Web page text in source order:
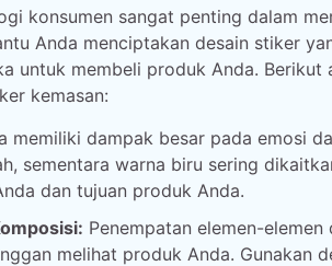
konsumen sangat penting dalam
Anda menciptakan desain stiker
untuk membeli produk Anda.
kemasan:
memiliki dampak besar pada emosi
sementara warna biru sering
dan tujuan produk Anda.
Penempatan elemen-
melihat produk Anda. Gunakan